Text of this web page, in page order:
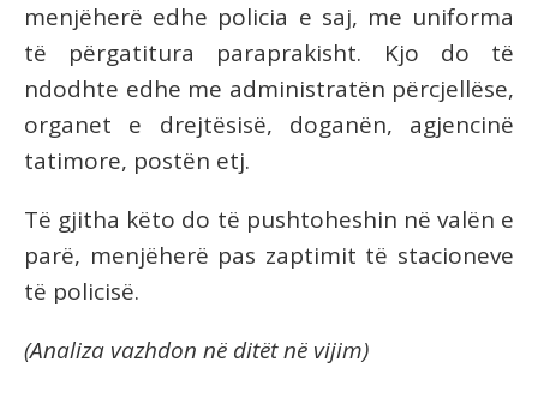
menjëherë edhe policia e saj, me uniforma
të përgatitura paraprakisht. Kjo do të
ndodhte edhe me administratën përcjellëse,
organet e drejtësisë, doganën, agjencinë
tatimore, postën etj.
Të gjitha këto do të pushtoheshin në valën e
parë, menjëherë pas zaptimit të stacioneve
të policisë.
(Analiza vazhdon në ditët në vijim)